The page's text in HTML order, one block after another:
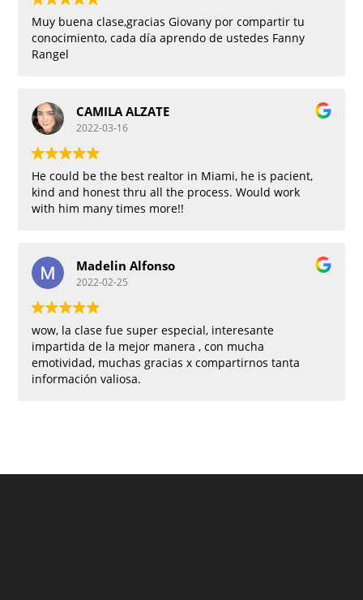
Muy buena clase,gracias Giovany por compartir tu
conocimiento, cada día aprendo de ustedes Fanny
Rangel
CAMILA ALZATE
2022-03-16
He could be the best realtor in Miami, he is pacient,
kind and honest thru all the process. Would work
with him many times more!!
Madelin Alfonso
2022-02-25
wow, la clase fue super especial, interesante
impartida de la mejor manera , con mucha
emotividad, muchas gracias x compartirnos tanta
información valiosa.